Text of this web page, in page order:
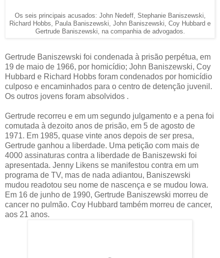
Os seis principais acusados: John Nedeff, Stephanie Baniszewski,
Richard Hobbs, Paula Baniszewski, John Baniszewski, Coy Hubbard e
Gertrude Baniszewski, na companhia de advogados.
Gertrude Baniszewski foi condenada à prisão perpétua, em
19 de maio de 1966, por homicídio; John Baniszewski, Coy
Hubbard e Richard Hobbs foram condenados por homicídio
culposo e encaminhados para o centro de detenção juvenil.
Os outros jovens foram absolvidos .
Gertrude recorreu e em um segundo julgamento e a pena foi
comutada à dezoito anos de prisão, em 5 de agosto de
1971. Em 1985, quase vinte anos depois de ser presa,
Gertrude ganhou a liberdade. Uma petição com mais de
4000 assinaturas contra a liberdade de Baniszewski foi
apresentada. Jenny Likens se manifestou contra em um
programa de TV, mas de nada adiantou, Baniszewski
mudou readotou seu nome de nascença e se mudou Iowa.
Em 16 de junho de 1990, Gertrude Baniszewski morreu de
cancer no pulmão. Coy Hubbard também morreu de cancer,
aos 21 anos.